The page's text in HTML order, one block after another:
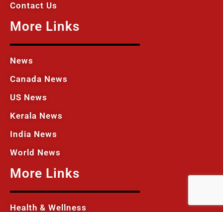
Contact Us
More Links
News
Canada News
US News
Kerala News
India News
World News
More Links
Health & Wellness